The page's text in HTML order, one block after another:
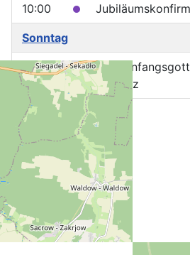
10:00
Sonntag
10:00
Straupitz